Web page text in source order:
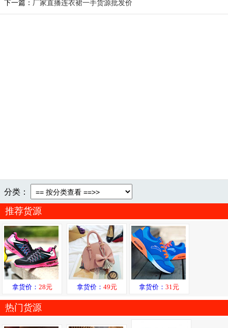
下一篇： 厂家直播连衣裙一手货源批发价
分类：
推荐货源
拿货价： 28元 拿货价： 49元 拿货价：31元
热门货源